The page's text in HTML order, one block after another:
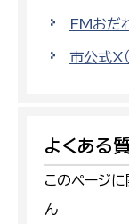
FMおだ
市公式X
よくある
このページに
ん